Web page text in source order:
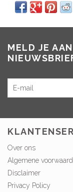
MELD JE
Over ons
Algemene
Disclaimer
Privacy Policy